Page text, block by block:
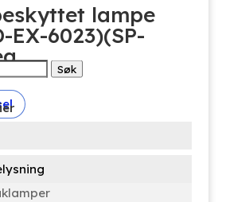
lampe
EX-6023)(SP-
Søk